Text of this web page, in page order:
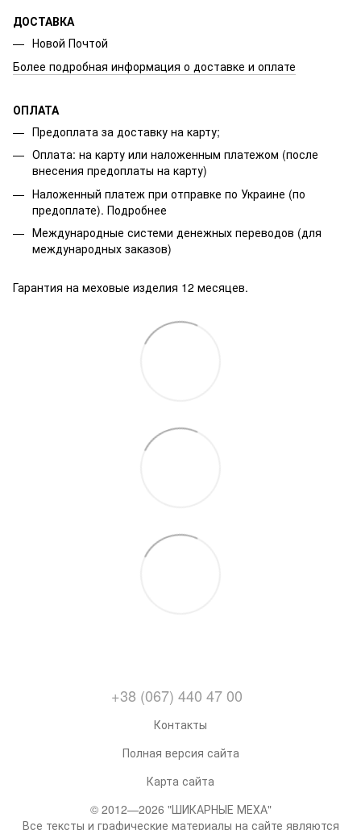
ДОСТАВКА
Новой Почтой
Более подробная информация о доставке и оплате
ОПЛАТА
Предоплата за доставку на карту;
Оплата: на карту или наложенным платежом (после
внесения предоплаты на карту)
Наложенный платеж при отправке по Украине (по
предоплате). Подробнее
Международные системи денежных переводов (для
международных заказов)
Гарантия на меховые изделия 12 месяцев.
+38 (067) 440 47 00
Контакты
Полная версия сайта
Карта сайта
© 2012—2026 "ШИКАРНЫЕ МЕХА"
Все тексты и графические материалы на сайте являются